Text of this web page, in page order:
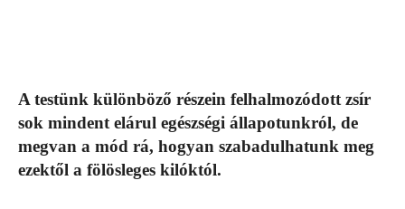
A testünk különböző részein felhalmozódott zsír
sok mindent elárul egészségi állapotunkról, de
megvan a mód rá, hogyan szabadulhatunk meg
ezektől a fölösleges kilóktól.